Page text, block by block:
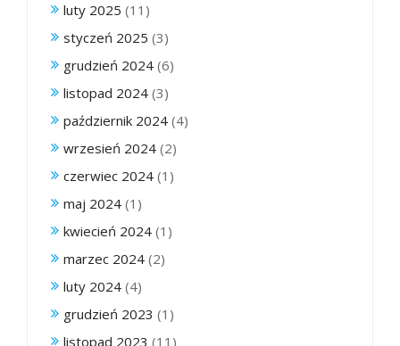
luty 2025 (11)
styczeń 2025 (3)
grudzień 2024 (6)
listopad 2024 (3)
październik 2024 (4)
wrzesień 2024 (2)
czerwiec 2024 (1)
maj 2024 (1)
kwiecień 2024 (1)
marzec 2024 (2)
luty 2024 (4)
grudzień 2023 (1)
listopad 2023 (11)